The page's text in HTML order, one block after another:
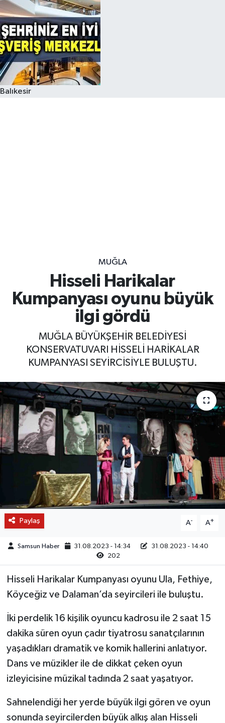
Balıkesir
MUĞLA
Hisseli Harikalar
Kumpanyası oyunu büyük
ilgi gördü
MUĞLA BÜYÜKŞEHİR BELEDİYESİ
KONSERVATUVARI HİSSELİ HARİKALAR
KUMPANYASI SEYİRCİSİYLE BULUŞTU.
Paylaş A- A+
Samsun Haber 31.08.2023 - 14:34
31.08.2023 - 14:40
202
Hisseli Harikalar Kumpanyası oyunu Ula, Fethiye,
Köyceğiz ve Dalaman’da seyircileri ile buluştu.
İki perdelik 16 kişilik oyuncu kadrosu ile 2 saat 15
dakika süren oyun çadır tiyatrosu sanatçılarının
yaşadıkları dramatik ve komik hallerini anlatıyor.
Dans ve müzikler ile de dikkat çeken oyun
izleyicisine müzikal tadında 2 saat yaşatıyor.
Sahnelendiği her yerde büyük ilgi gören ve oyun
sonunda seyircilerden büyük alkış alan Hisseli